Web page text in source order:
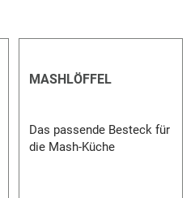
MASHLÖFFEL
Das passende Besteck für
die Mash-Küche